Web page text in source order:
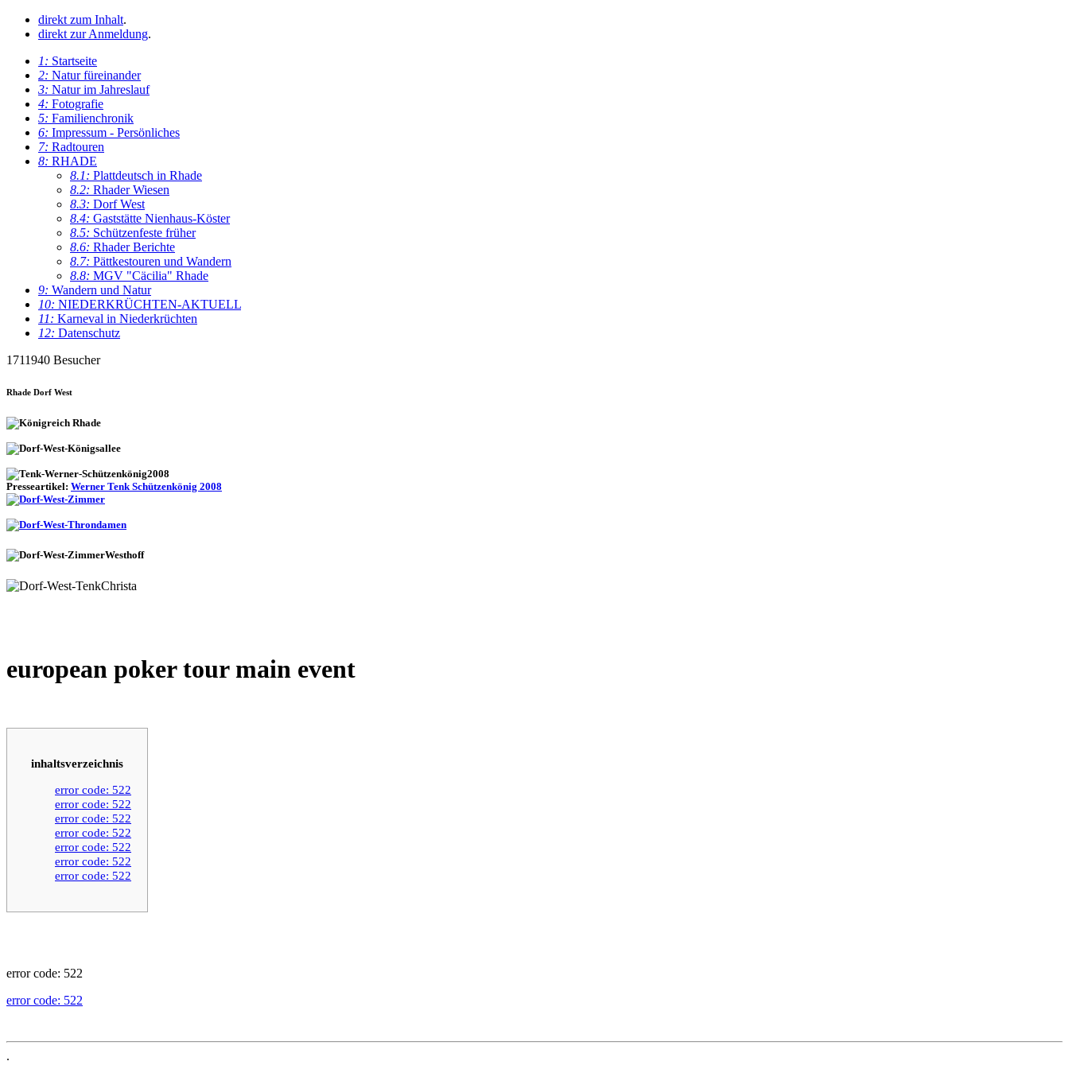
direkt zum Inhalt.
direkt zur Anmeldung.
1: Startseite
2: Natur füreinander
3: Natur im Jahreslauf
4: Fotografie
5: Familienchronik
6: Impressum - Persönliches
7: Radtouren
8: RHADE
8.1: Plattdeutsch in Rhade
8.2: Rhader Wiesen
8.3: Dorf West
8.4: Gaststätte Nienhaus-Köster
8.5: Schützenfeste früher
8.6: Rhader Berichte
8.7: Pättkestouren und Wandern
8.8: MGV "Cäcilia" Rhade
9: Wandern und Natur
10: NIEDERKRÜCHTEN-AKTUELL
11: Karneval in Niederkrüchten
12: Datenschutz
1711940 Besucher
Rhade Dorf West
Presseartikel: Werner Tenk Schützenkönig 2008
european poker tour main event
inhaltsverzeichnis
error code: 522
error code: 522
error code: 522
error code: 522
error code: 522
error code: 522
error code: 522
error code: 522
error code: 522
.